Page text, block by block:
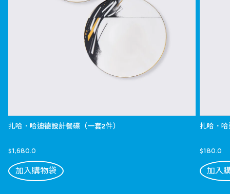
扎哈．哈迪德設計餐碟（一套2件）
$1,680.0
加入購物袋
扎哈．
$180.0
加入